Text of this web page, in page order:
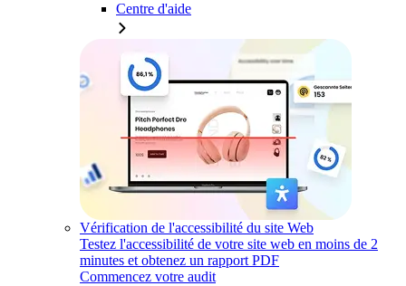
Centre d'aide
Vérification de l'accessibilité du site Web
Testez l'accessibilité de votre site web en moins de 2
minutes et obtenez un rapport PDF
Commencez votre audit